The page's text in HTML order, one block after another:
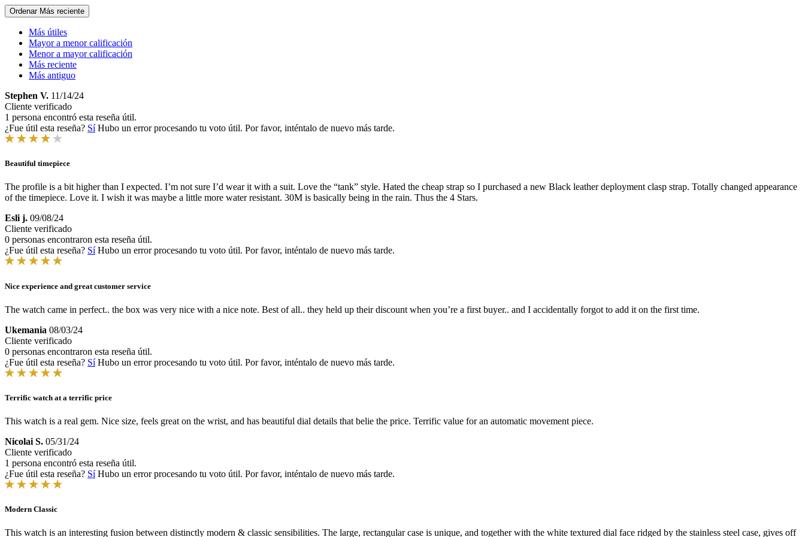
Ordenar Más reciente
Más útiles
Mayor a menor calificación
Menor a mayor calificación
Más reciente
Más antiguo
Stephen V. 11/14/24
Cliente verificado
1 persona encontró esta reseña útil.
¿Fue útil esta reseña? Sí Hubo un error procesando tu voto útil. Por favor, inténtalo de nuevo más tarde.
Beautiful timepiece
The profile is a bit higher than I expected. I’m not sure I’d wear it with a suit. Love the “tank” style. Hated the cheap strap so I purchased a new Black leather deployment clasp strap. Totally changed appearance
of the timepiece. Love it. I wish it was maybe a little more water resistant. 30M is basically being in the rain. Thus the 4 Stars.
Esli j. 09/08/24
Cliente verificado
0 personas encontraron esta reseña útil.
¿Fue útil esta reseña? Sí Hubo un error procesando tu voto útil. Por favor, inténtalo de nuevo más tarde.
Nice experience and great customer service
The watch came in perfect.. the box was very nice with a nice note. Best of all.. they held up their discount when you’re a first buyer.. and I accidentally forgot to add it on the first time.
Ukemania 08/03/24
Cliente verificado
0 personas encontraron esta reseña útil.
¿Fue útil esta reseña? Sí Hubo un error procesando tu voto útil. Por favor, inténtalo de nuevo más tarde.
Terrific watch at a terrific price
This watch is a real gem. Nice size, feels great on the wrist, and has beautiful dial details that belie the price. Terrific value for an automatic movement piece.
Nicolai S. 05/31/24
Cliente verificado
1 persona encontró esta reseña útil.
¿Fue útil esta reseña? Sí Hubo un error procesando tu voto útil. Por favor, inténtalo de nuevo más tarde.
Modern Classic
This watch is an interesting fusion between distinctly modern & classic sensibilities. The large, rectangular case is unique, and together with the white textured dial face ridged by the stainless steel case, gives off